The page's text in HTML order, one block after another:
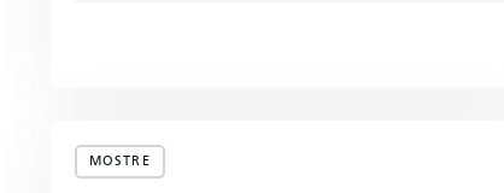
MOSTRE